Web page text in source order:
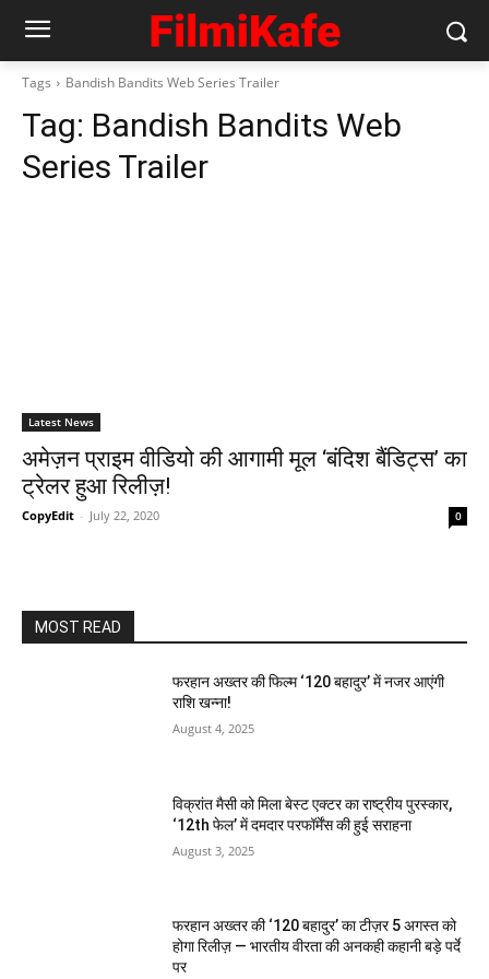
Tags Bandish Bandits Web Series Trailer
Tag: Bandish Bandits Web
Series Trailer
Latest News
अमेज़न प्राइम वीडियो की आगामी मूल ‘बंदिश बैंडिट्स’ का
ट्रेलर हुआ रिलीज़!
CopyEdit - July 22, 2020 0
MOST READ
फरहान अख्तर की फिल्म ‘120 बहादुर’ में नजर आएंगी
राशि खन्ना!
August 4, 2025
विक्रांत मैसी को मिला बेस्ट एक्टर का राष्ट्रीय पुरस्कार,
‘12th फेल’ में दमदार परफॉर्मेंस की हुई सराहना
August 3, 2025
फरहान अख्तर की ‘120 बहादुर’ का टीज़र 5 अगस्त को
होगा रिलीज़ — भारतीय वीरता की अनकही कहानी बड़े पर्दे
पर